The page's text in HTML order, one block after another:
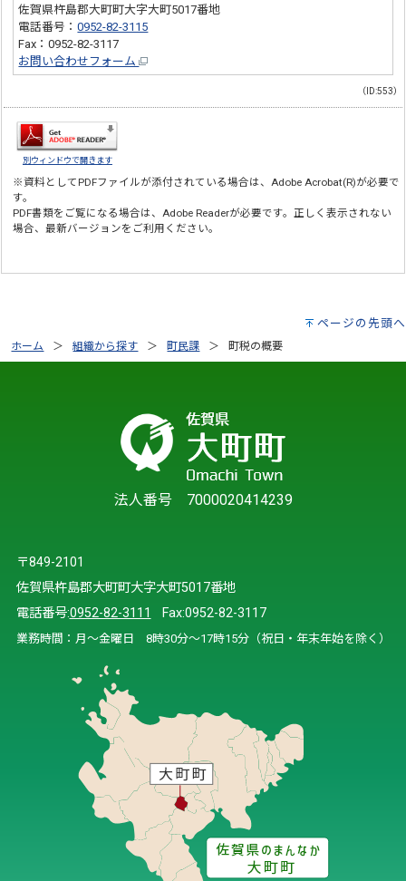
佐賀県杵島郡大町町大字大町5017番地
電話番号：0952-82-3115
Fax：0952-82-3117
お問い合わせフォーム
（ID:553）
別ウィンドウで開きます
※資料としてPDFファイルが添付されている場合は、Adobe Acrobat(R)が必要で
す。
PDF書類をご覧になる場合は、Adobe Readerが必要です。正しく表示されない
場合、最新バージョンをご利用ください。
ページの先頭へ
ホーム 組織から探す 町民課 町税の概要
法人番号 7000020414239
〒849-2101
佐賀県杵島郡大町町大字大町5017番地
電話番号:0952-82-3111 Fax:0952-82-3117
業務時間：月～金曜日 8時30分～17時15分（祝日・年末年始を除く）